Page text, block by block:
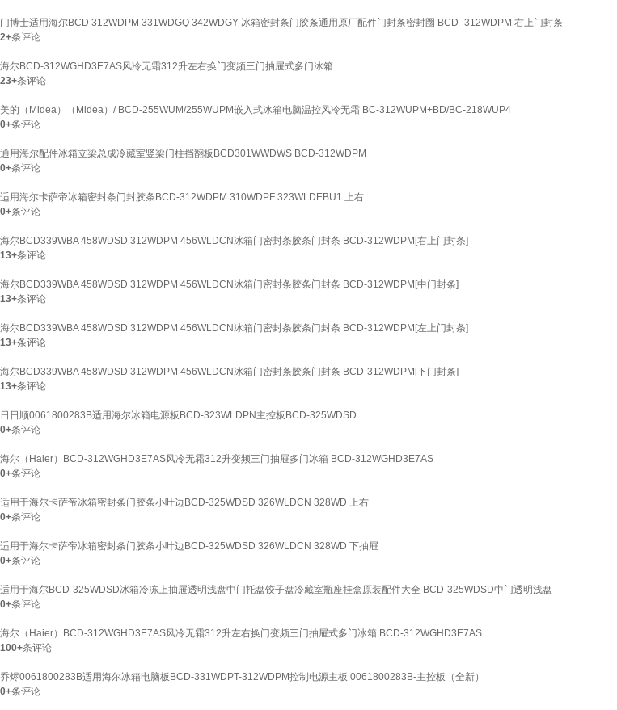
门博士适用海尔BCD 312WDPM 331WDGQ 342WDGY 冰箱密封条门胶条通用原厂配件门封条密封圈 BCD- 312WDPM 右上门封条
2+条评论
海尔BCD-312WGHD3E7AS风冷无霜312升左右换门变频三门抽屉式多门冰箱
23+条评论
美的（Midea）（Midea）/ BCD-255WUM/255WUPM嵌入式冰箱电脑温控风冷无霜 BC-312WUPM+BD/BC-218WUP4
0+条评论
通用海尔配件冰箱立梁总成冷藏室竖梁门柱挡翻板BCD301WWDWS BCD-312WDPM
0+条评论
适用海尔卡萨帝冰箱密封条门封胶条BCD-312WDPM 310WDPF 323WLDEBU1 上右
0+条评论
海尔BCD339WBA 458WDSD 312WDPM 456WLDCN冰箱门密封条胶条门封条 BCD-312WDPM[右上门封条]
13+条评论
海尔BCD339WBA 458WDSD 312WDPM 456WLDCN冰箱门密封条胶条门封条 BCD-312WDPM[中门封条]
13+条评论
海尔BCD339WBA 458WDSD 312WDPM 456WLDCN冰箱门密封条胶条门封条 BCD-312WDPM[左上门封条]
13+条评论
海尔BCD339WBA 458WDSD 312WDPM 456WLDCN冰箱门密封条胶条门封条 BCD-312WDPM[下门封条]
13+条评论
日日顺0061800283B适用海尔冰箱电源板BCD-323WLDPN主控板BCD-325WDSD
0+条评论
海尔（Haier）BCD-312WGHD3E7AS风冷无霜312升变频三门抽屉多门冰箱 BCD-312WGHD3E7AS
0+条评论
适用于海尔卡萨帝冰箱密封条门胶条小叶边BCD-325WDSD 326WLDCN 328WD 上右
0+条评论
适用于海尔卡萨帝冰箱密封条门胶条小叶边BCD-325WDSD 326WLDCN 328WD 下抽屉
0+条评论
适用于海尔BCD-325WDSD冰箱冷冻上抽屉透明浅盘中门托盘饺子盘冷藏室瓶座挂盒原装配件大全 BCD-325WDSD中门透明浅盘
0+条评论
海尔（Haier）BCD-312WGHD3E7AS风冷无霜312升左右换门变频三门抽屉式多门冰箱 BCD-312WGHD3E7AS
100+条评论
乔烬0061800283B适用海尔冰箱电脑板BCD-331WDPT-312WDPM控制电源主板 0061800283B-主控板（全新）
0+条评论